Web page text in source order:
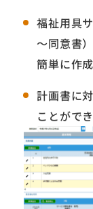
福祉用具
～同意書
簡単に作
計画書に
ことができ